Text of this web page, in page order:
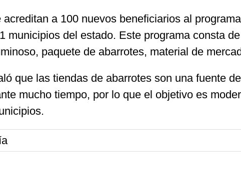
a 100 nuevos beneficiarios al
municipios del estado. Este programa consta
paquete de abarrotes, material de
que las tiendas de abarrotes son una fuente
mucho tiempo, por lo que el objetivo es